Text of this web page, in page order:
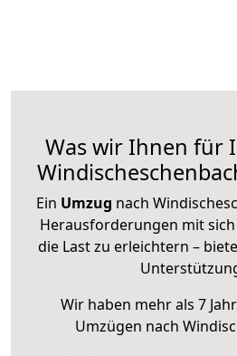
Was wir Ihnen für
Ein Umzug nach
Herausforderungen mit
die Last zu erleichtern –
Wir haben mehr als 7
Umzügen nach